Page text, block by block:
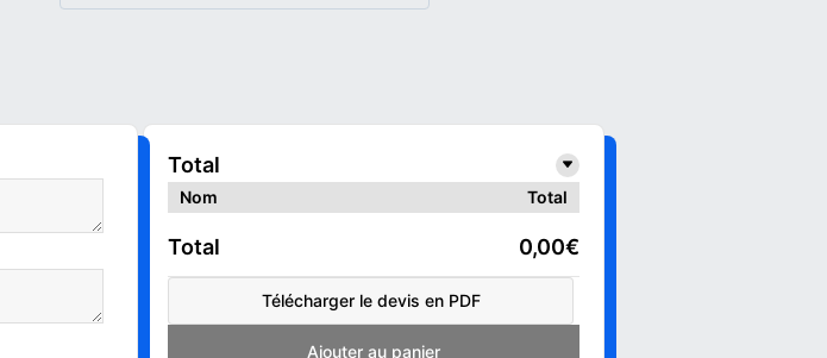
Total
Nom Total
Total 0,00€
Télécharger le devis en PDF
Add to cart